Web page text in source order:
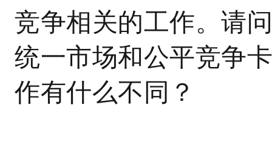
竞争相关的工作。请
统一市场和公平竞争
作有什么不同？